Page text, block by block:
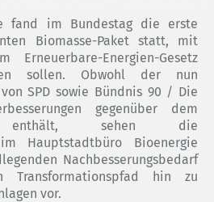
fand im Bundestag die erste
Biomasse-Paket statt, mit
Erneuerbare-Energien-Gesetz
sollen. Obwohl der nun
SPD sowie Bündnis 90 / Die
gegenüber dem
enthält, sehen die
Hauptstadtbüro Bioenergie
Nachbesserungsbedarf
Transformationspfad hin zu
vor.